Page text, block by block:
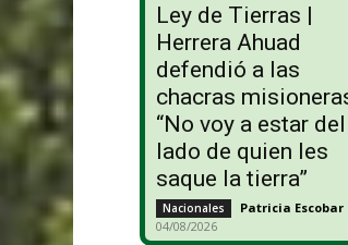
Ley de Tierras |
Herrera Ahuad
defendió a las
chacras
“No voy a estar del
lado de quien les
saque la tierra”
Nacionales Patricia Escobar
04/08/2026